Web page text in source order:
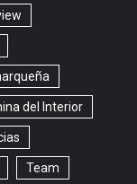
del Interior
Team